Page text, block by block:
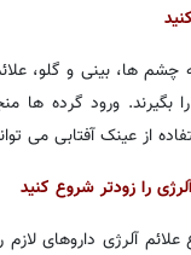
چشم ها، بینی و گلو،
بگیرند. ورود گرده
از عینک آفتابی می
آلرژی داروهای